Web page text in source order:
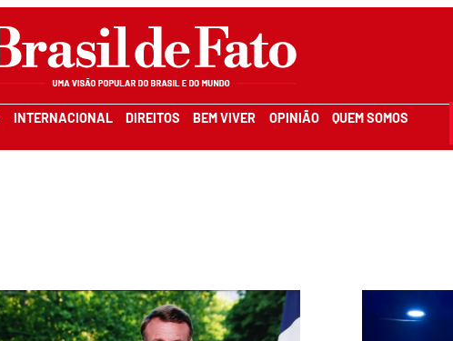
INTERNACIONAL DIREITOS BEM VIVER OPINIÃO QUEM SOMOS